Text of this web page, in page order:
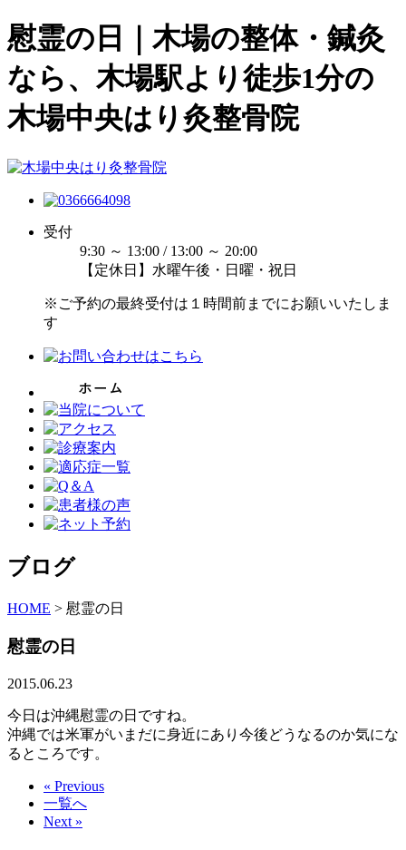
慰霊の日｜木場の整体・鍼灸
なら、木場駅より徒歩1分の
木場中央はり灸整骨院
受付
9:30 ～ 13:00 / 13:00 ～ 20:00
【定休日】水曜午後・日曜・祝日
※ご予約の最終受付は１時間前までにお願いいたしま
す
ブログ
HOME > 慰霊の日
慰霊の日
2015.06.23
今日は沖縄慰霊の日ですね。
沖縄では米軍がいまだに身近にあり今後どうなるのか気にな
るところです。
« Previous
一覧へ
Next »